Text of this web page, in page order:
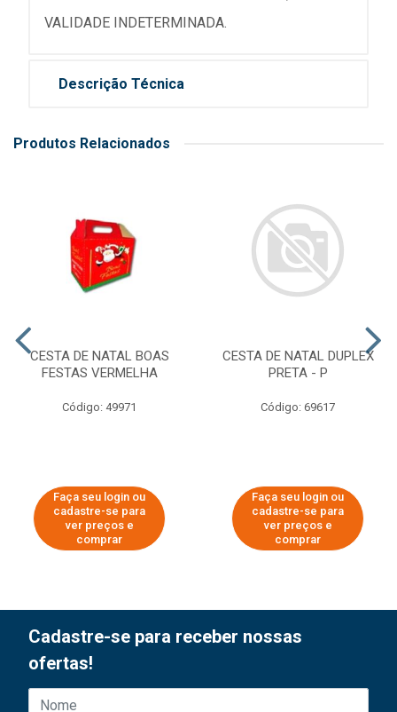
VALIDADE INDETERMINADA.
Descrição Técnica
Produtos Relacionados
CESTA DE NATAL BOAS
FESTAS VERMELHA
Código: 49971
Faça seu login ou
cadastre-se para
ver preços e
comprar
CESTA DE NATAL DUPLEX
PRETA - P
Código: 69617
Faça seu login ou
cadastre-se para
ver preços e
comprar
Cadastre-se para receber nossas
ofertas!